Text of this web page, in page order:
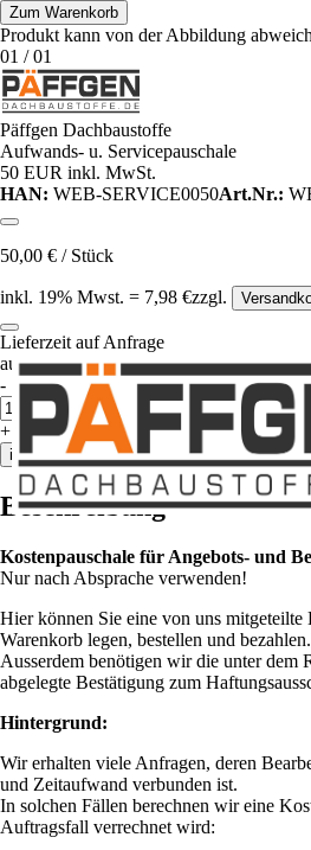
Zum Warenkorb
Produkt kann von der Abbildung
01 /01
Päffgen Dachbaustoffe
Aufwands- u. Servicepauschale
50 EUR inkl. MwSt.
HAN: WEB-SERVICE0050Art.Nr.:
50,00 € / Stück
inkl. 19% Mwst. = 7,98 €zzgl.
Lieferzeit auf Anfrage
auf Anfrageliste
-
Anzahl
Stück
+
in den Warenkorb
Beschreibung
Kostenpauschale für Angebots- und
Nur nach Absprache verwenden!
Hier können Sie eine von uns mitgeteilte
Warenkorb legen, bestellen und bezahlen.
Ausserdem benötigen wir die unter dem
abgelegte Bestätigung zum
Hintergrund:
Wir erhalten viele Anfragen, deren
und Zeitaufwand verbunden ist.
In solchen Fällen berechnen wir eine
Auftragsfall verrechnet wird: